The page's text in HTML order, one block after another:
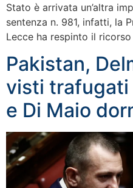
Stato è arrivata un’altra
sentenza n. 981, infatti, la
Lecce ha respinto il
Pakistan,
visti trafugati
e Di Maio